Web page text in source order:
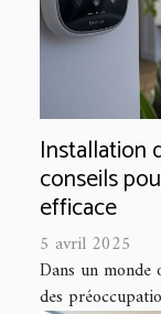
Installation
conseils
efficace
5 avril 2025
Dans un
des